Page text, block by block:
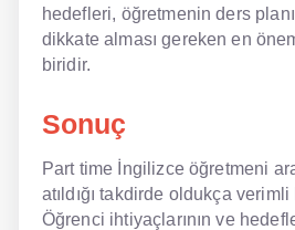
hedefleri, öğretmenin ders
dikkate alması gereken en
biridir.
Sonuç
Part time İngilizce öğretmeni
atıldığı takdirde oldukça
Öğrenci ihtiyaçlarının ve